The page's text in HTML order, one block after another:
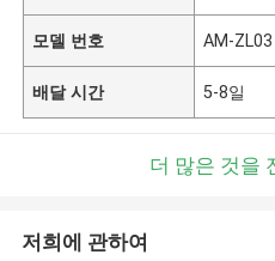
모델 번호 AM-ZL03
배달 시간 5-8일
더 많은 것을
저희에 관하여